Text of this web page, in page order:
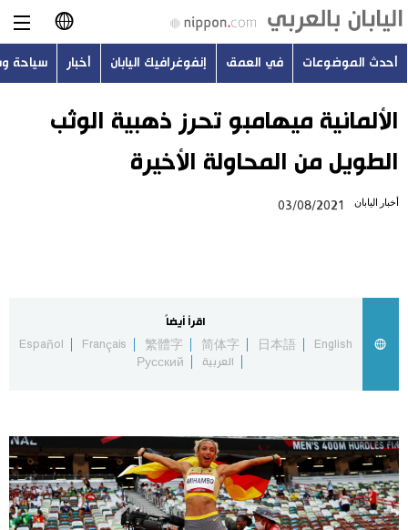
日本語
English
Русский
أحدث الموضوعات
اليابان في فيديو
مانغا وأنيمي
أحدث الموضوعات في العمق إنفوغرافيك اليابان أخبار سياحة
الألمانية ميهامبو تحرز ذهبية الوثب
الطويل من المحاولة الأخيرة
أخبار اليابان 03/08/2021
اقرأ أيضاً
English
日本語
简体字
繁體字
Français
Español
العربية
Русский